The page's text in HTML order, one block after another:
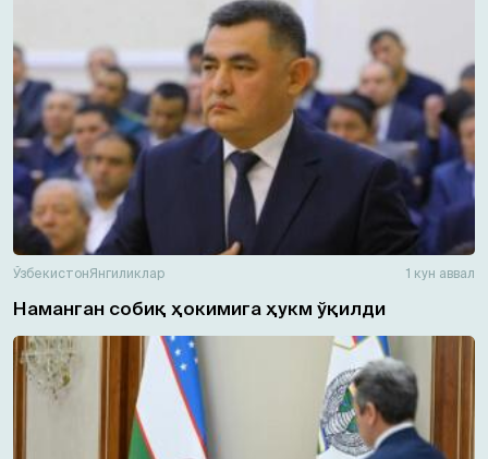
ЎзбекистонЯнгиликлар 1 кун аввал
Наманган собиқ ҳокимига ҳукм ўқилди